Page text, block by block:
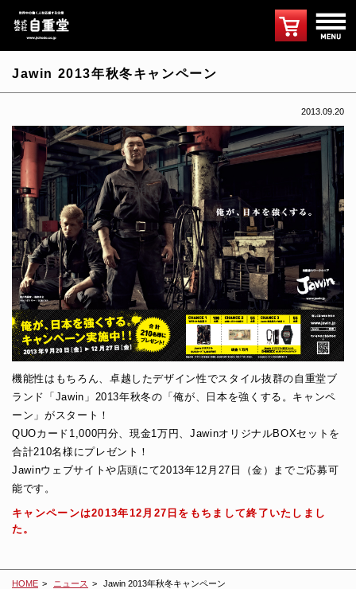
Jawin 2013年秋冬キャンペーン
2013.09.20
機能性はもちろん、卓越したデザイン性でスタイル抜群の自重堂ブ
ランド「Jawin」2013年秋冬の「俺が、日本を強くする。キャンペ
ーン」がスタート！
QUOカード1,000円分、現金1万円、JawinオリジナルBOXセットを
合計210名様にプレゼント！
Jawinウェブサイトや店頭にて2013年12月27日（金）までご応募可
能です。
キャンペーンは2013年12月27日をもちまして終了いたしまし
た。
HOME ニュース Jawin 2013年秋冬キャンペーン